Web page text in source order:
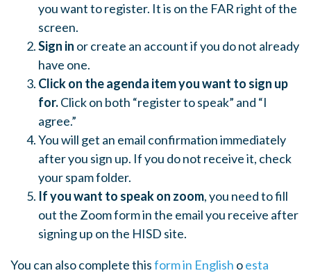
you want to register. It is on the FAR right of the
screen.
Sign in or create an account if you do not already
have one.
Click on the agenda item you want to sign up
for.Click on both “register to speak” and “I
agree.”
You will get an email confirmation immediately
after you sign up. If you do not receive it, check
your spam folder.
If you want to speak on zoom, you need to fill
out the Zoom form in the email you receive after
signing up on the HISD site.
You can also complete thisform in English oesta